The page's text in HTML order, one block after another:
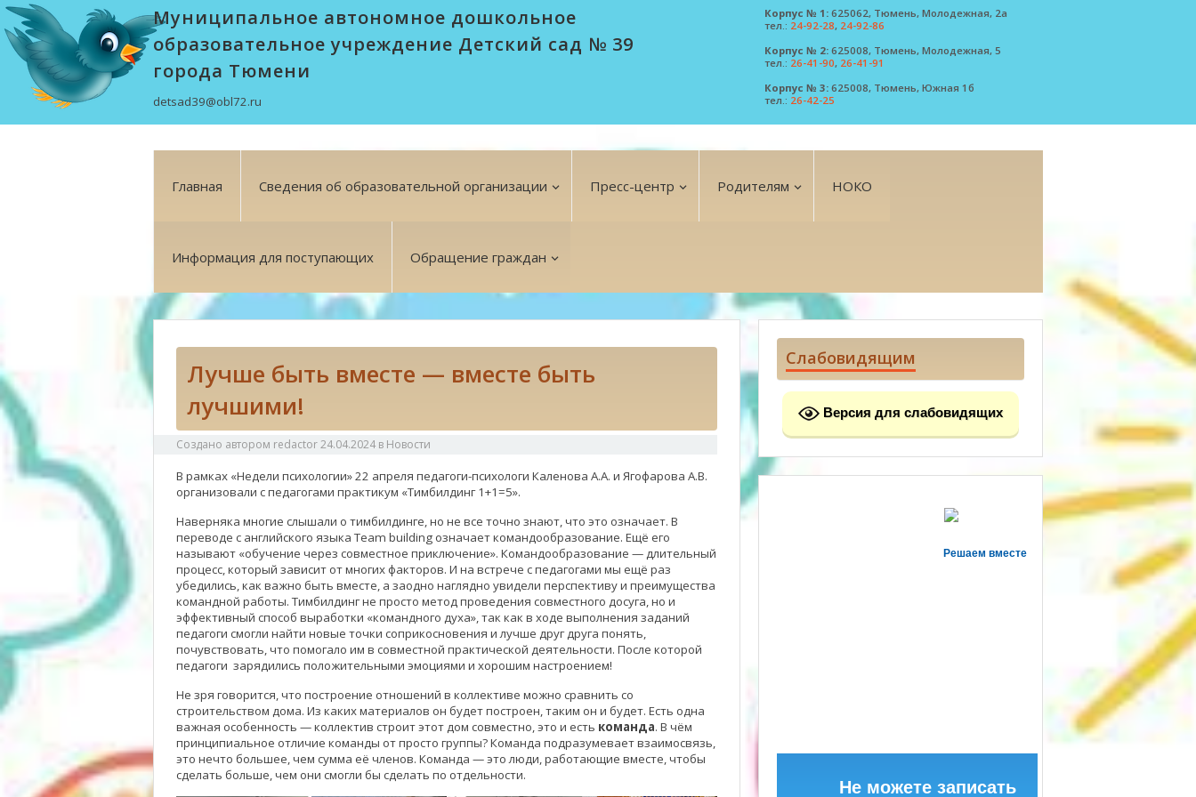
Муниципальное автономное дошкольное
образовательное учреждение Детский сад № 39
города Тюмени
detsad39@obl72.ru
Корпус № 1: 625062, Тюмень, Молодежная, 2а
тел.: 24-92-28, 24-92-86
Корпус № 2: 625008, Тюмень, Молодежная, 5
тел.: 26-41-90, 26-41-91
Корпус № 3: 625008, Тюмень, Южная 1б
тел.: 26-42-25
Главная Сведения об образовательной организации Пресс-центр Родителям НОКО
Информация для поступающих Обращение граждан
Лучше быть вместе — вместе быть
лучшими!
Создано автором redactor24.04.2024 в Новости
В рамках «Недели психологии» 22 апреля педагоги-психологи Каленова А.А. и Ягофарова А.В.
организовали с педагогами практикум «Тимбилдинг 1+1=5».
Наверняка многие слышали о тимбилдинге, но не все точно знают, что это означает. В
переводе с английского языка Team building означает командообразование. Ещё его
называют «обучение через совместное приключение». Командообразование — длительный
процесс, который зависит от многих факторов. И на встрече с педагогами мы ещё раз
убедились, как важно быть вместе, а заодно наглядно увидели перспективу и преимущества
командной работы. Тимбилдинг не просто метод проведения совместного досуга, но и
эффективный способ выработки «командного духа», так как в ходе выполнения заданий
педагоги смогли найти новые точки соприкосновения и лучше друг друга понять,
почувствовать, что помогало им в совместной практической деятельности. После которой
педагоги зарядились положительными эмоциями и хорошим настроением!
Не зря говорится, что построение отношений в коллективе можно сравнить со
строительством дома. Из каких материалов он будет построен, таким он и будет. Есть одна
важная особенность — коллектив строит этот дом совместно, это и есть команда. В чём
принципиальное отличие команды от просто группы? Команда подразумевает взаимосвязь,
это нечто большее, чем сумма её членов. Команда — это люди, работающие вместе, чтобы
сделать больше, чем они смогли бы сделать по отдельности.
Слабовидящим
Версия для слабовидящих
Решаем вместе
Не можете записать